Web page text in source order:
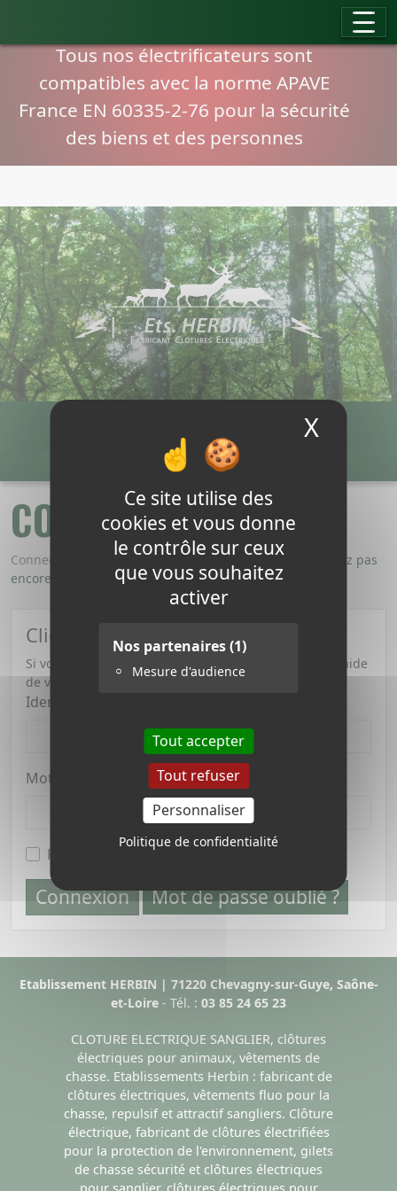
Ce site utilise des
cookies et vous donne
le contrôle sur ceux
que vous souhaitez
activer
Nos partenaires(1)
Mesure d'audience
Tout accepter
Tout refuser
Personnaliser
Politique de confidentialité
X
Tous nos électrificateurs sont
compatibles avec la norme APAVE
France EN 60335-2-76 pour la sécurité
des biens et des personnes
Connexion 0,00 €
CONNEXION
Connectez-vous ou créez un nouveau compte Vous n'avez pas
encore de compte Créer un compte.
Clients enregistrés
Si vous possédez déjà un compte, connectez-vous à l'aide
de votre adresse email.
Identifiant
Mot de passe
Rester connecté
Connexion Mot de passe oublié ?
Etablissement HERBIN | 71220 Chevagny-sur-Guye, Saône-
et-Loire - Tél. : 03 85 24 65 23
CLOTURE ELECTRIQUE SANGLIER, clôtures
électriques pour animaux, vêtements de
chasse. Etablissements Herbin : fabricant de
clôtures électriques, vêtements fluo pour la
chasse, repulsif et attractif sangliers. Clôture
électrique, fabricant de clôtures électrifiées
pour la protection de l'environnement, gilets
de chasse sécurité et clôtures électriques